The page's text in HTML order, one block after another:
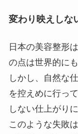
変わり映えしな
日本の美容整形
の点は世界的に
しかし、自然な
を控えめに行っ
しない仕上がり
このような失敗